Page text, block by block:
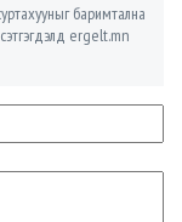
баримтална
ergelt.mn